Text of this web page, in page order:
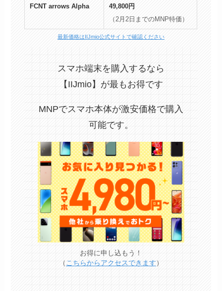
FCNT arrows Alpha 49,800円
（2月2日までのMNP特価）
最新価格はIIJmio公式サイトで確認ください
スマホ端末を購入するなら
【IIJmio】が最もお得です
MNPでスマホ本体が激安価格で購入
可能です。
お得に申し込もう！
（ こちらからアクセスできます）